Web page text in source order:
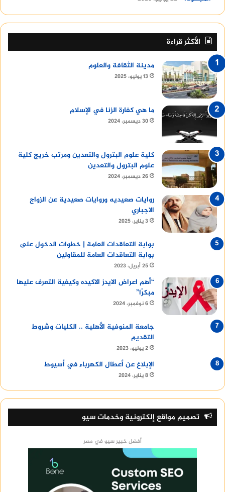
الأكثر قراءة
مدينة الثقافة والعلوم
13 يوليو، 2025
ما هي كفارة الزنا في الإسلام
30 ديسمبر، 2024
كلية علوم البترول والتعدين ومرتب خريج كلية
علوم البترول والتعدين
26 ديسمبر، 2024
روايات صعيديه وروايات صعيدية عن الزواج
الاجباري
3 يناير، 2025
بوابة التعاقدات العامة | خطوات الدخول على
بوابة التعاقدات العامة للمقاولين
25 أبريل، 2023
“أهم اعراض الايدز الاكيده وكيفية التعرف عليها
مبكرًا”
6 نوفمبر، 2024
جامعة المنوفية الأهلية .. الكليات وشروط
التقديم
2 يوليو، 2023
الإبلاغ عن أعطال الكهرباء في أسيوط
8 يناير، 2024
تصميم مواقع إلكترونية وخدمات سيو
أفضل خبير سيو في مصر